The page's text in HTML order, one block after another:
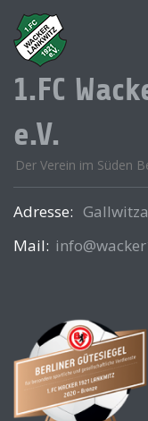
1.FC
e.V.
Der Verein im Süden
Adresse:
Mail: